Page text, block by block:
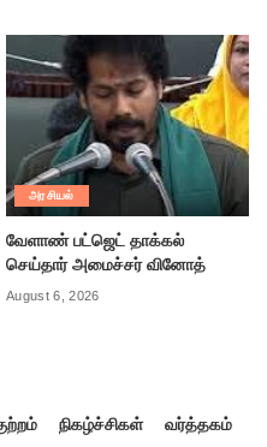
அரசியல்
வேளாண் பட்ஜெட் தாக்கல்
செய்தார் அமைச்சர் வினோத்
August 6, 2026
நிகழ்ச்சிகள்
வர்த்தகம்